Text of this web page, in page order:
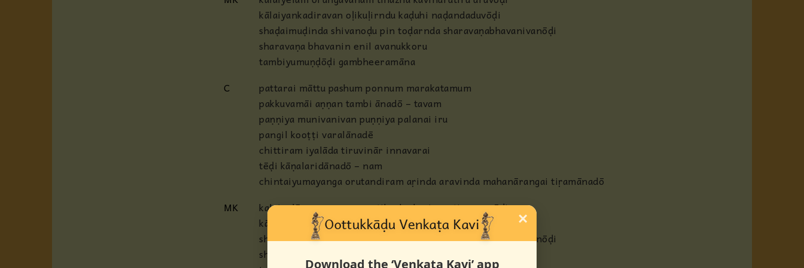
kālaiyankadiravan oḷikuḷirndu kaḍuhi naḍandaduvōḍi
shaḍaimuḍinda shivanoḍu pin toḍarnda sharavaṇabhavanivanōḍi
sharavaṇa bhavanin enil avanukkoru
tambiyumuṇḍōḍi gambheeramāna
C
pattarai māttu pashum ponnum marakatamum
pakkuvamāi aṇṇan tambi ānadō – tavam
paṇṇiya munivanivan puṇṇiya palanai iru
pangil kooṭṭi varalānadē
chittiram iyalāda tiruvinār innavarai
tēḍi kāṇalaridānadō – nam
chintaiyumayanga orutandiram aṛinda aravinda mahanārangai tiṛamānadō
MK
kalaiyelām orungavanam tihazha kavinurutiru uruvōḍi
kālaiyankadiravan oḷikuḷirndu kaḍuhi naḍandaduvōḍi
shaḍaimuḍinda shivanoḍu pin toḍarnda sharavaṇabhavanivanōḍi
sharavaṇa bhavanin enil avanukkoru
×
Download the ‘Venkata Kavi’ app